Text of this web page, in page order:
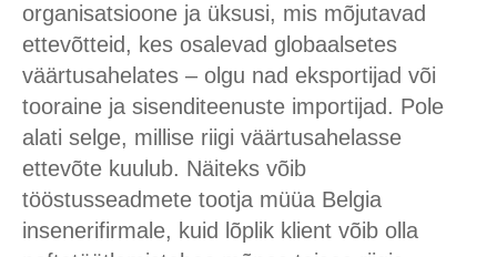
organisatsioone ja üksusi, mis mõjutavad
ettevõtteid, kes osalevad globaalsetes
väärtusahelates – olgu nad eksportijad või
tooraine ja sisenditeenuste importijad. Pole
alati selge, millise riigi väärtusahelasse
ettevõte kuulub. Näiteks võib
tööstusseadmete tootja müüa Belgia
insenerifirmale, kuid lõplik klient võib olla